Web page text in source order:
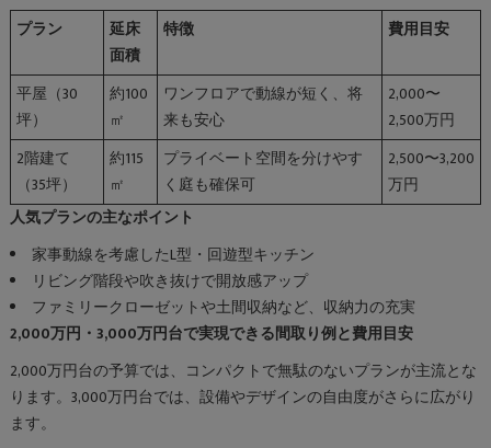
プラン
延床
面積
特徴 費用目安
平屋（30
坪）
約100
㎡
ワンフロアで動線が短く、将
来も安心
2,000〜
2,500万円
2階建て
（35坪）
約115
㎡
プライベート空間を分けやす
く庭も確保可
2,500〜3,200
万円
人気プランの主なポイント
家事動線を考慮したL型・回遊型キッチン
リビング階段や吹き抜けで開放感アップ
ファミリークローゼットや土間収納など、収納力の充実
2,000万円・3,000万円台で実現できる間取り例と費用目安
2,000万円台の予算では、コンパクトで無駄のないプランが主流とな
ります。3,000万円台では、設備やデザインの自由度がさらに広がり
ます。